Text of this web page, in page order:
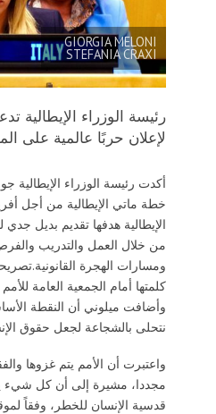
GIORGIA MELONI
STEFANIA CRAXI
رئيسة الوزراء الإيطالية
لإعلان حربًا عالمية على
أكدت رئيسة الوزراء الإيطالية
خطة ماتي الإيطالية من أجل
الإيطالية هدفها تقديم بديل جدي
من خلال العمل والتدريب
ومسارات الهجرة
كلمتها أمام الجمعية العامة
وأضافت ميلوني أن النقطة
نتحلى بالشجاعة لجعل حقوق
واعتبرت أن الأمم يتم غزوها
مجددا، مشيرة إلى أن كل شيء
قدسية الإنسان للخطر، وفقاً لموقع “ديكود